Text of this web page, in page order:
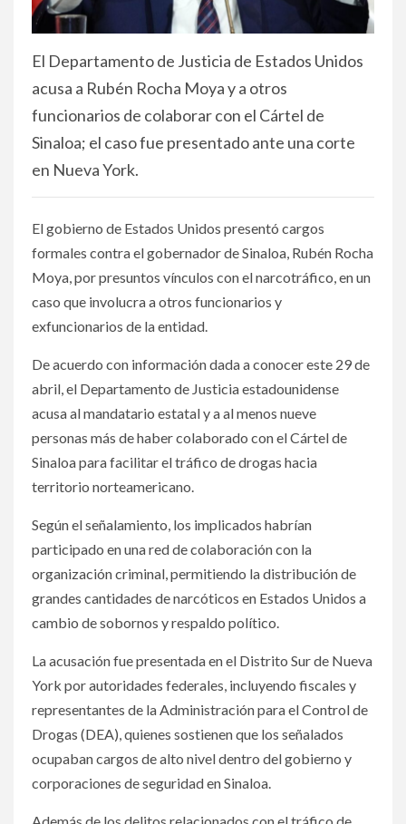
El Departamento de Justicia de Estados Unidos
acusa a Rubén Rocha Moya y a otros
funcionarios de colaborar con el Cártel de
Sinaloa; el caso fue presentado ante una corte
en Nueva York.
El gobierno de Estados Unidos presentó cargos
formales contra el gobernador de Sinaloa, Rubén Rocha
Moya, por presuntos vínculos con el narcotráfico, en un
caso que involucra a otros funcionarios y
exfuncionarios de la entidad.
De acuerdo con información dada a conocer este 29 de
abril, el Departamento de Justicia estadounidense
acusa al mandatario estatal y a al menos nueve
personas más de haber colaborado con el Cártel de
Sinaloa para facilitar el tráfico de drogas hacia
territorio norteamericano.
Según el señalamiento, los implicados habrían
participado en una red de colaboración con la
organización criminal, permitiendo la distribución de
grandes cantidades de narcóticos en Estados Unidos a
cambio de sobornos y respaldo político.
La acusación fue presentada en el Distrito Sur de Nueva
York por autoridades federales, incluyendo fiscales y
representantes de la Administración para el Control de
Drogas (DEA), quienes sostienen que los señalados
ocupaban cargos de alto nivel dentro del gobierno y
corporaciones de seguridad en Sinaloa.